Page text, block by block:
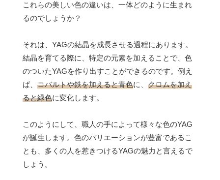
これらの美しい色の違いは、一体どのように生まれ
るのでしょうか？
それは、YAGの結晶を成長させる過程にあります。
結晶を育てる際に、特定の元素を加えることで、色
のついたYAGを作り出すことができるのです。例え
ば、 コバルトや鉄を加えると青色に、 クロムを加え
ると緑色に変化します。
このようにして、職人の手によって様々な色のYAG
が誕生します。色のバリエーションが豊富であるこ
とも、多くの人を惹きつけるYAGの魅力と言えるで
しょう。